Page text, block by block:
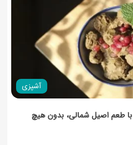
آشپزی
با طعم اصیل شمالی، بدون هیچ